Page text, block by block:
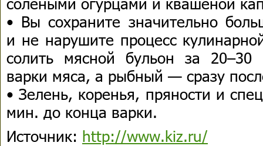
• Вы сохраните значительно
и не нарушите процесс
солить мясной бульон за
варки мяса, а рыбный — сразу
• Зелень, коренья, пряности и
мин. до конца варки.
Источник: http://www.kiz.ru/